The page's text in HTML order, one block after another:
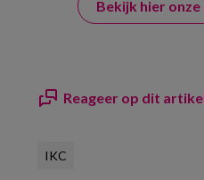
Bekijk hier
Reageer op dit
IKC